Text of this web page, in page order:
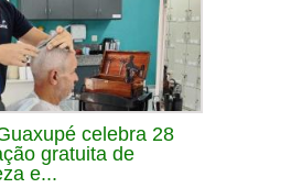
celebra 28
gratuita de
e...